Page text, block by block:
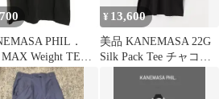
PHIL．
MAX Weight TEE T
ツ
¥ 13,600
美品 KANEMASA 22G
Silk Pack Tee チャコー